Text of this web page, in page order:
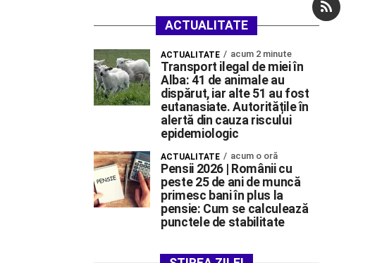
ACTUALITATE
ACTUALITATE acum 2 minute
Transport ilegal de miei în
Alba: 41 de animale au
dispărut, iar alte 51 au fost
eutanasiate. Autoritățile în
alertă din cauza riscului
epidemiologic
ACTUALITATE acum o oră
Pensii 2026 | Românii cu
peste 25 de ani de muncă
primesc bani în plus la
pensie: Cum se calculează
punctele de stabilitate